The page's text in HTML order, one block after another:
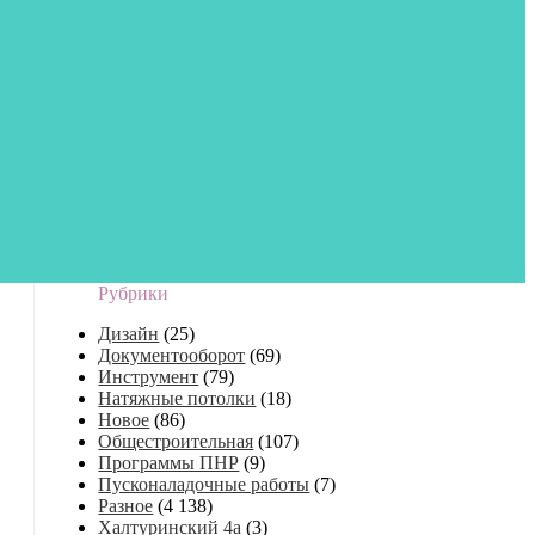
Рубрики
Дизайн (25)
Документооборот (69)
Инструмент (79)
Натяжные потолки (18)
Новое (86)
Общестроительная (107)
Программы ПНР (9)
Пусконаладочные работы (7)
Разное (4 138)
Халтуринский 4а (3)